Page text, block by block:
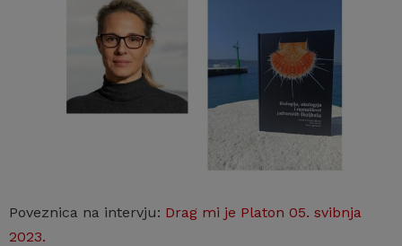
Poveznica na intervju: Drag mi je Platon 05. svibnja
2023.